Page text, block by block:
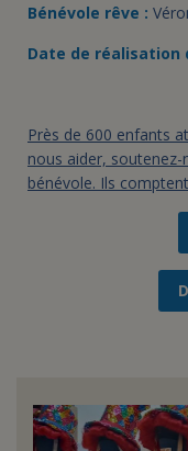
Bénévole rêve :
Date de réalisation
Près de 600 enfants
nous aider,
bénévole. Ils